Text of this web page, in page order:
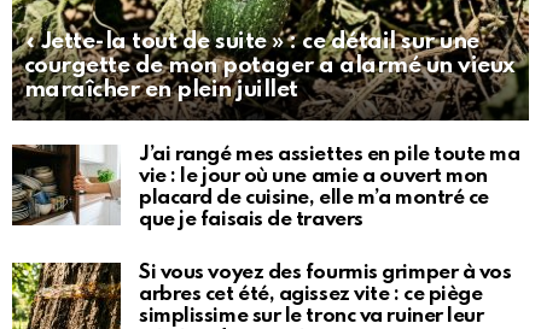
« Jette-la tout de suite » : ce détail sur une
courgette de mon potager a alarmé un vieux
maraîcher en plein juillet
J’ai rangé mes assiettes en pile toute ma
vie : le jour où une amie a ouvert mon
placard de cuisine, elle m’a montré ce
que je faisais de travers
Si vous voyez des fourmis grimper à vos
arbres cet été, agissez vite : ce piège
simplissime sur le tronc va ruiner leur